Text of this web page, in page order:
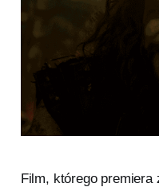
Film, którego premiera